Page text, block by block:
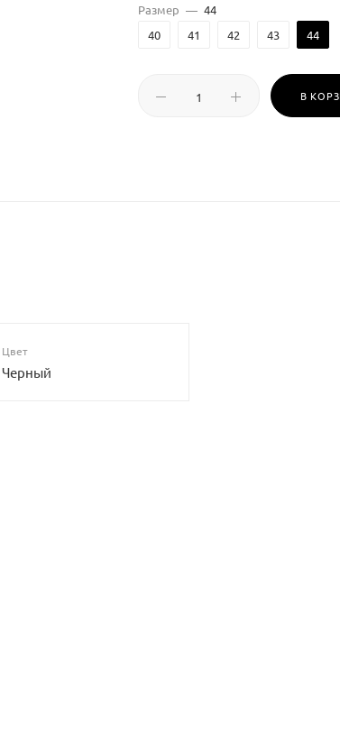
Размер — 44
40
41 42 43 44
В
Цвет
Черный